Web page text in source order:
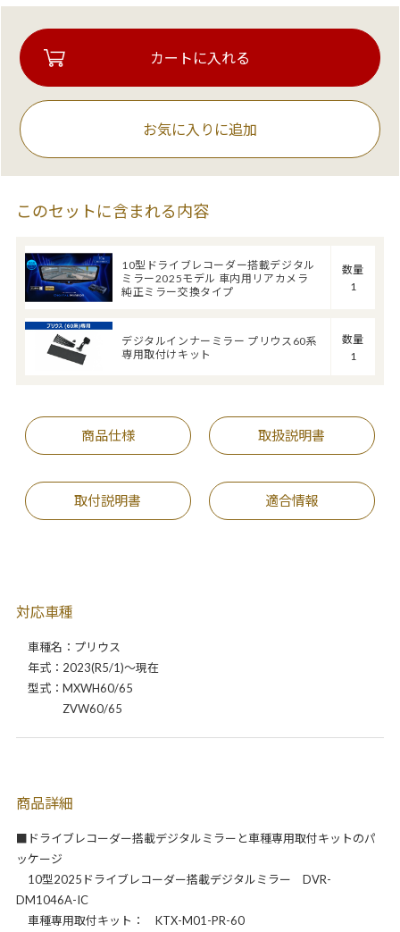
お気に入りに追加
このセットに含まれる内容
10型ドライブレコーダー搭載デジタル
ミラー2025モデル 車内用リアカメラ
純正ミラー交換タイプ
数量
1
デジタルインナーミラー プリウス60系
専用取付けキット
数量
1
商品仕様 取扱説明書
取付説明書 適合情報
対応車種
車種名：プリウス
年式：2023(R5/1)～現在
型式：MXWH60/65
ZVW60/65
商品詳細
■ドライブレコーダー搭載デジタルミラーと車種専用取付キットのパ
ッケージ
10型2025ドライブレコーダー搭載デジタルミラー DVR-
DM1046A-IC
車種専用取付キット： KTX-M01-PR-60